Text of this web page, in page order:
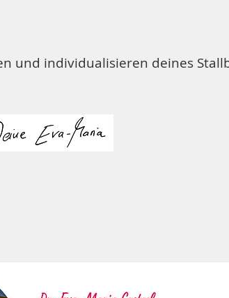
und individualisieren deines